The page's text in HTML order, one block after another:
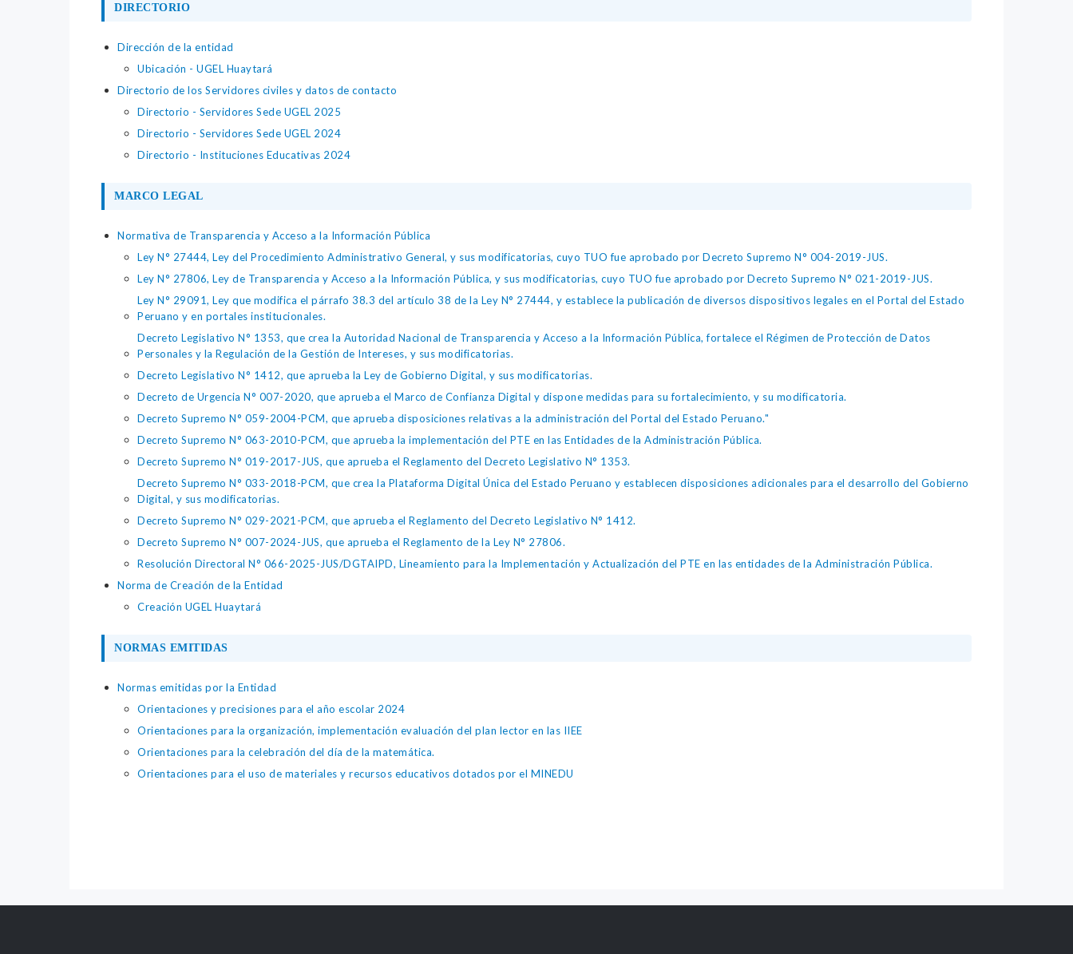
DIRECTORIO
Dirección de la entidad
Ubicación - UGEL Huaytará
Directorio de los Servidores civiles y datos de contacto
Directorio - Servidores Sede UGEL 2025
Directorio - Servidores Sede UGEL 2024
Directorio - Instituciones Educativas 2024
MARCO LEGAL
Normativa de Transparencia y Acceso a la Información Pública
Ley N° 27444, Ley del Procedimiento Administrativo General, y sus modificatorias, cuyo TUO fue aprobado por Decreto Supremo N° 004-2019-JUS.
Ley N° 27806, Ley de Transparencia y Acceso a la Información Pública, y sus modificatorias, cuyo TUO fue aprobado por Decreto Supremo N° 021-2019-JUS.
Ley N° 29091, Ley que modifica el párrafo 38.3 del artículo 38 de la Ley N° 27444, y establece la publicación de diversos dispositivos legales en el Portal del Estado
Peruano y en portales institucionales.
Decreto Legislativo N° 1353, que crea la Autoridad Nacional de Transparencia y Acceso a la Información Pública, fortalece el Régimen de Protección de Datos
Personales y la Regulación de la Gestión de Intereses, y sus modificatorias.
Decreto Legislativo N° 1412, que aprueba la Ley de Gobierno Digital, y sus modificatorias.
Decreto de Urgencia N° 007-2020, que aprueba el Marco de Confianza Digital y dispone medidas para su fortalecimiento, y su modificatoria.
Decreto Supremo N° 059-2004-PCM, que aprueba disposiciones relativas a la administración del Portal del Estado Peruano."
Decreto Supremo N° 063-2010-PCM, que aprueba la implementación del PTE en las Entidades de la Administración Pública.
Decreto Supremo N° 019-2017-JUS, que aprueba el Reglamento del Decreto Legislativo N° 1353.
Decreto Supremo N° 033-2018-PCM, que crea la Plataforma Digital Única del Estado Peruano y establecen disposiciones adicionales para el desarrollo del Gobierno
Digital, y sus modificatorias.
Decreto Supremo N° 029-2021-PCM, que aprueba el Reglamento del Decreto Legislativo N° 1412.
Decreto Supremo N° 007-2024-JUS, que aprueba el Reglamento de la Ley N° 27806.
Resolución Directoral N° 066-2025-JUS/DGTAIPD, Lineamiento para la Implementación y Actualización del PTE en las entidades de la Administración Pública.
Norma de Creación de la Entidad
Creación UGEL Huaytará
NORMAS EMITIDAS
Normas emitidas por la Entidad
Orientaciones y precisiones para el año escolar 2024
Orientaciones para la organización, implementación evaluación del plan lector en las IIEE
Orientaciones para la celebración del día de la matemática.
Orientaciones para el uso de materiales y recursos educativos dotados por el MINEDU